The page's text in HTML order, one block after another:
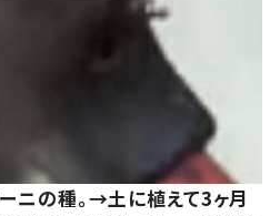
ニの種。→土に植えて3ヶ月